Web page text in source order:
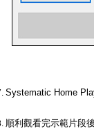
Systematic Home
順利觀看完示範片段